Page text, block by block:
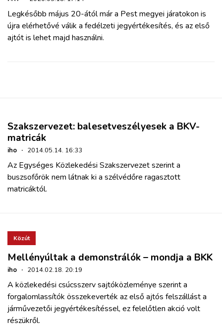
Legkésőbb május 20-ától már a Pest megyei járatokon is
újra elérhetővé válik a fedélzeti jegyértékesítés, és az első
ajtót is lehet majd használni.
Szakszervezet: balesetveszélyesek a BKV-
matricák
iho · 2014.05.14. 16:33
Az Egységes Közlekedési Szakszervezet szerint a
buszsofőrök nem látnak ki a szélvédőre ragasztott
matricáktól.
Közút
Mellényúltak a demonstrálók – mondja a BKK
iho · 2014.02.18. 20:19
A közlekedési csúcsszerv sajtóközleménye szerint a
forgalomlassítók összekeverték az első ajtós felszállást a
járművezetői jegyértékesítéssel, ez felelőtlen akció volt
részükről.